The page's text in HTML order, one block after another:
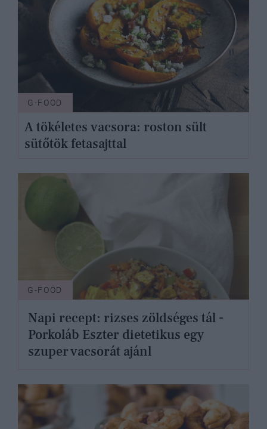
G-FOOD
A tökéletes vacsora: roston sült
sütőtök fetasajttal
G-FOOD
Napi recept: rizses zöldséges tál -
Porkoláb Eszter dietetikus egy
szuper vacsorát ajánl